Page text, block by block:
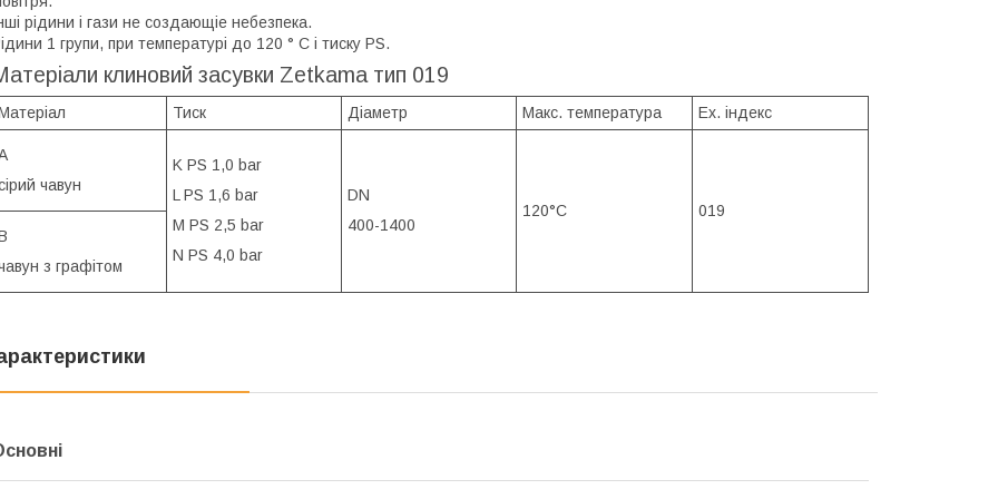
рідини і гази не создающіe небезпека.
1 групи, при температурі до 120 ° C і тиску PS.
клиновий засувки Zetkama тип 019
Тиск Діаметр Макс. температура Ex. індекс
чавун
K PS 1,0 bar
L PS 1,6 bar
M PS 2,5 bar
N PS 4,0 bar
DN
400-1400
120°C
019
з графітом